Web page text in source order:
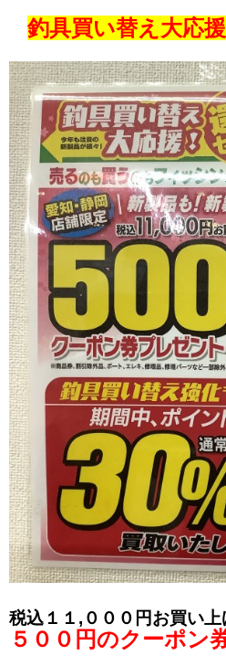
釣具買い替え大応
税込１１,０００円お買い上
５００円のクーポン